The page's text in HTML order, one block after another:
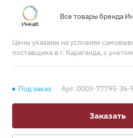
Все товары бренда
Цены указаны на условиях
поставщика в г. Караганда, с
Под заказ Арт. 0003-77795-36-
Заказать